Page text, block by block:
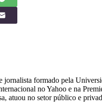
jornalista formado pela
no Yahoo e na
atuou no setor público e